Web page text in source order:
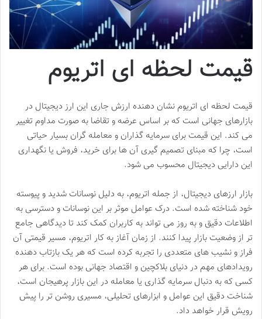
قیمت لحظه ای اتریوم
قیمت لحظه ای اتریوم نشان دهنده ارزش جاری این ارز دیجیتال در
بازارهای جهانی است که بر اساس عرضه و تقاضا به صورت مداوم تغییر
می کند. این قیمت برای سرمایه گذاران و معامله گران بسیار حیاتی
است، چرا که مبنای تصمیم گیری آن ها برای خرید، فروش یا نگهداری
این دارایی دیجیتال محسوب می شود.
بازار ارزهای دیجیتال، از جمله اتریوم، به دلیل نوسانات شدید و پیوسته
خود شناخته شده است. درک عوامل موثر بر این نوسانات و دسترسی به
اطلاعات دقیق و به روز می تواند به کاربران کمک کند تا دیدگاهی جامع
تر از وضعیت بازار پیدا کنند. از زمان آغاز به کار اتریوم، مسیر قیمتی آن
فراز و نشیب های متعددی را تجربه کرده است که هر یک بازتاب دهنده
رویدادهای مهم در دنیای بلاکچین و اقتصاد جهانی بوده است. برای هر
کسی که به دنبال سرمایه گذاری یا معامله در این بازار پرهیجان است،
شناخت دقیق این عوامل و ابزارهای تحلیلی، مسیری روشن تر را پیش
رویش قرار خواهد داد.